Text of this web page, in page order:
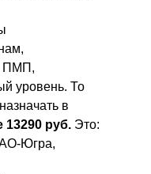
ПМП,
уровень. То
в
руб.Это:
Югра,